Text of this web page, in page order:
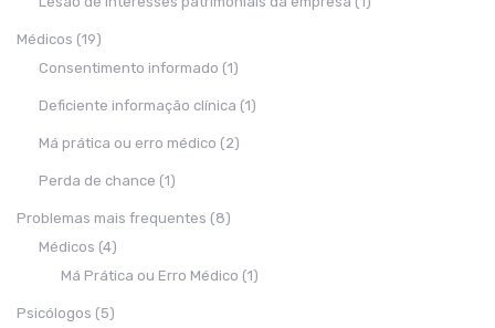
Médicos (19)
Consentimento informado (1)
Deficiente informação clínica (1)
Má prática ou erro médico (2)
Perda de chance (1)
Problemas mais frequentes (8)
Médicos (4)
Má Prática ou Erro Médico (1)
Psicólogos (5)